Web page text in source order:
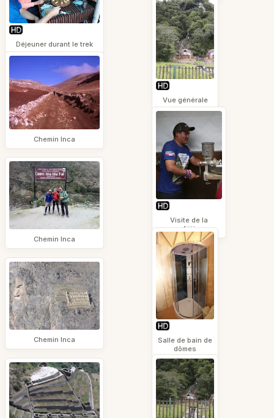
Déjeuner durant le trek
Chemin Inca
Chemin Inca
Chemin Inca
Vue générale
Visite de la
caféière
Salle de bain de
dômes